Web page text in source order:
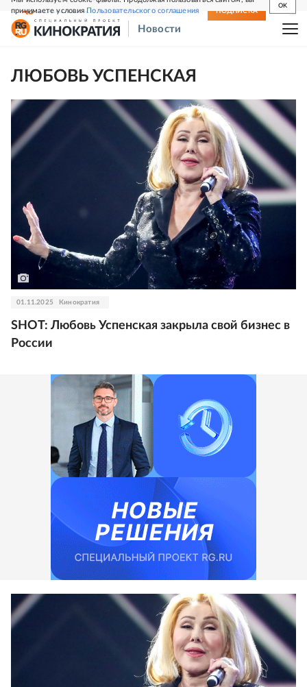
принимаете условияПользовательского соглашения
OK
СВЕЖИЙ НОМЕР ПОДПИСКА
Новости
ЛЮБОВЬ УСПЕНСКАЯ
01.11.2025 Кинократия
SHOT: Любовь Успенская закрыла свой бизнес в
России